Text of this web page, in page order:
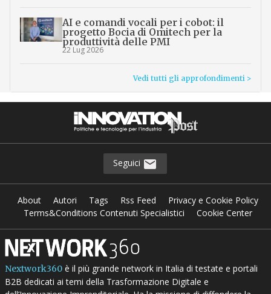
AI e comandi vocali per i cobot: il
progetto Bocia di Omitech per la
produttività delle PMI
22 Lug 2026
Vedi tutti gli approfondimenti >
Seguici
About Autori Tags Rss Feed
Privacy e Cookie Policy
Terms&Conditions Contenuti Specialistici
Cookie Center
Nextwork360è il più grande network in Italia di testate e portali
B2B dedicati ai temi della Trasformazione Digitale e